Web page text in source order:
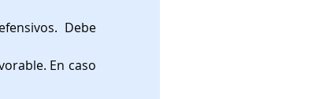
Debe
En caso